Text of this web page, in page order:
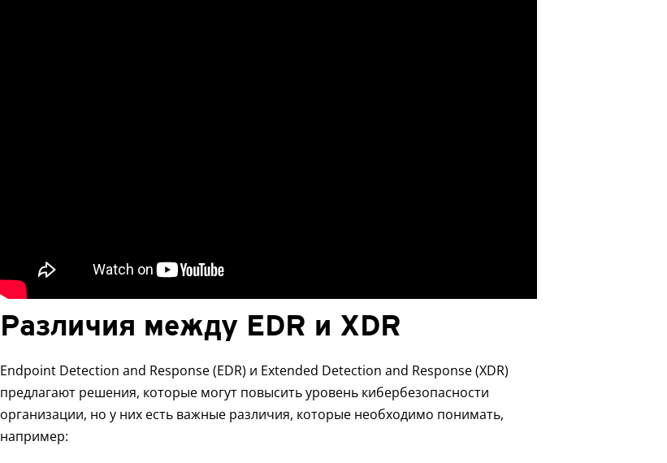
Различия между EDR и XDR
Endpoint Detection and Response (EDR) и Extended Detection and Response (XDR)
предлагают решения, которые могут повысить уровень кибербезопасности
организации, но у них есть важные различия, которые необходимо понимать,
например: